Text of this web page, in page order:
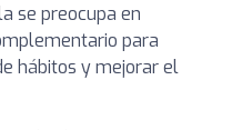
se preocupa en
para
hábitos y mejorar el